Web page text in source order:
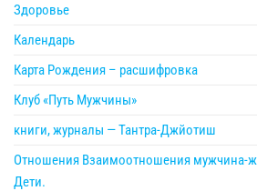
Здоровье
Календарь
Карта Рождения – расшифровка
Клуб «Путь Мужчины»
книги, журналы — Тантра-Джйотиш
Отношения Взаимоотношения мужчина-
Дети.